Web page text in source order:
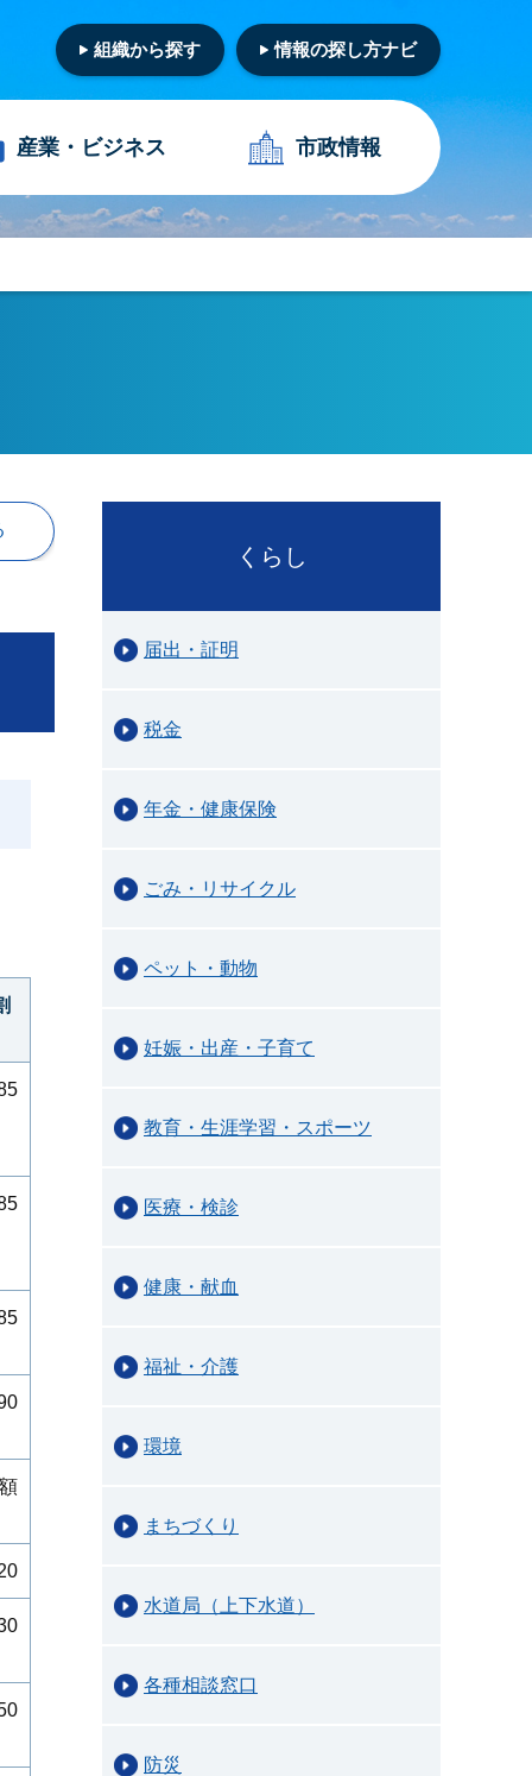
組織から探す 情報の探し方ナビ
産業・ ビジネス 市政情報
くらし
届出・証明
税金
年金・健康保険
ごみ・リサイクル
ペット・動物
妊娠・出産・子育て
教育・生涯学習・スポーツ
医療・検診
健康・献血
福祉・介護
環境
まちづくり
水道局（上下水道）
各種相談窓口
防災